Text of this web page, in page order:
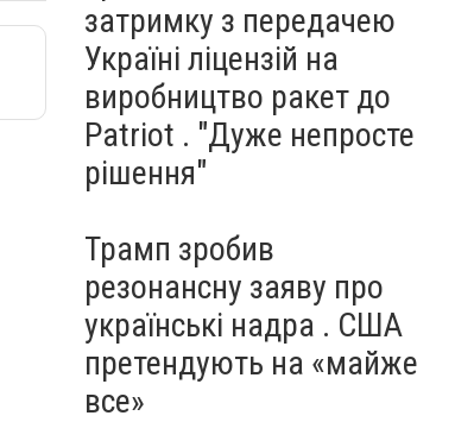
затримку з передачею
Україні ліцензій на
виробництво ракет до
Patriot . "Дуже непросте
рішення"
Трамп зробив
резонансну заяву про
українські надра . США
претендують на «майже
все»